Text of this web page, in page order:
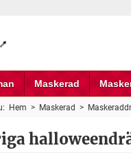
Maskerad
Hem > Maskerad >